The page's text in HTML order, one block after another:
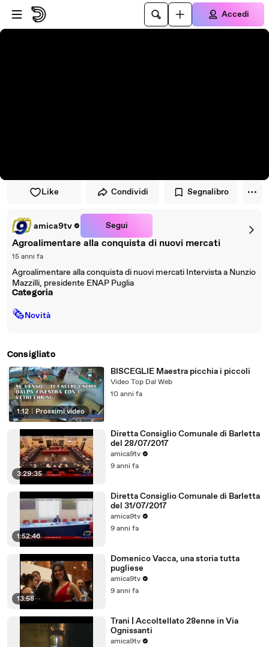
Vai al lettore
Passa al contenuto principale
Accedi
Like Condividi Segnalibro
amica9tv Segui
Agroalimentare alla conquista di nuovi mercati
15 anni fa
Agroalimentare alla conquista di nuovi mercati Intervista a Nunzio
Mazzilli, presidente ENAP Puglia
Categoria
🗞Novità
Consigliato
1:12 Prossimi video
BISCEGLIE Maestra picchia i piccoli
Video Top Dal Web
10 anni fa
3:29:35
Diretta Consiglio Comunale di Barletta
del 28/07/2017
amica9tv
9 anni fa
1:52:46
Diretta Consiglio Comunale di Barletta
del 31/07/2017
amica9tv
9 anni fa
13:58
Domenico Vacca, una storia tutta
pugliese
amica9tv
9 anni fa
Trani | Accoltellato 28enne in Via
Ognissanti
amica9tv